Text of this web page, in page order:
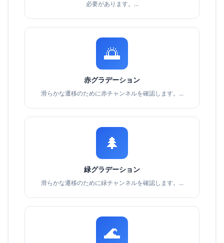
必要があります。...
🌅
赤グラデーション
滑らかな遷移のために赤チャンネルを確認します。...
🌲
緑グラデーション
滑らかな遷移のために緑チャンネルを確認します。...
🌊